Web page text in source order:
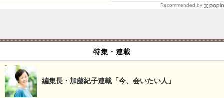
Recommended by
特集・連載
編集長・加藤紀子連載「今、会いたい人」